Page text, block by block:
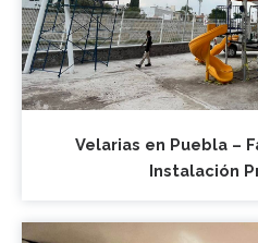
Velarias en Puebla –
Instalación